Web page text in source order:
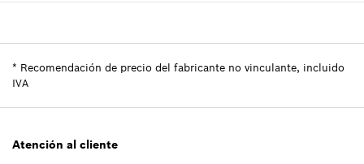
Información sobre recambios
* Recomendación de precio del fabricante no vinculante, incluido
IVA
Atención al cliente